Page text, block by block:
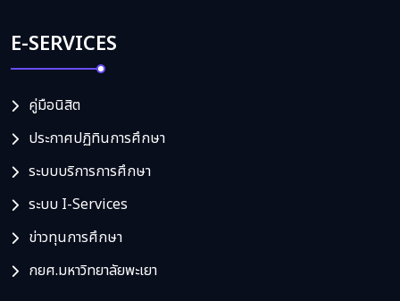
E-SERVICES
คู่มือนิสิต
ประกาศปฏิทินการศึกษา
ระบบบริการการศึกษา
ระบบ I-Services
ข่าวทุนการศึกษา
กยศ.มหาวิทยาลัยพะเยา